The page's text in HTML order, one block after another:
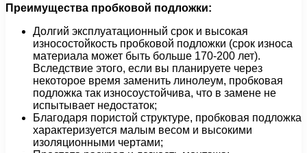
Преимущества пробковой подложки:
Долгий эксплуатационный срок и высокая
износостойкость пробковой подложки (срок износа
материала может быть больше 170-200 лет).
Вследствие этого, если вы планируете через
некоторое время заменить линолеум, пробковая
подложка так износоустойчива, что в замене не
испытывает недостаток;
Благодаря пористой структуре, пробковая подложка
характеризуется малым весом и высокими
изоляционными чертами;